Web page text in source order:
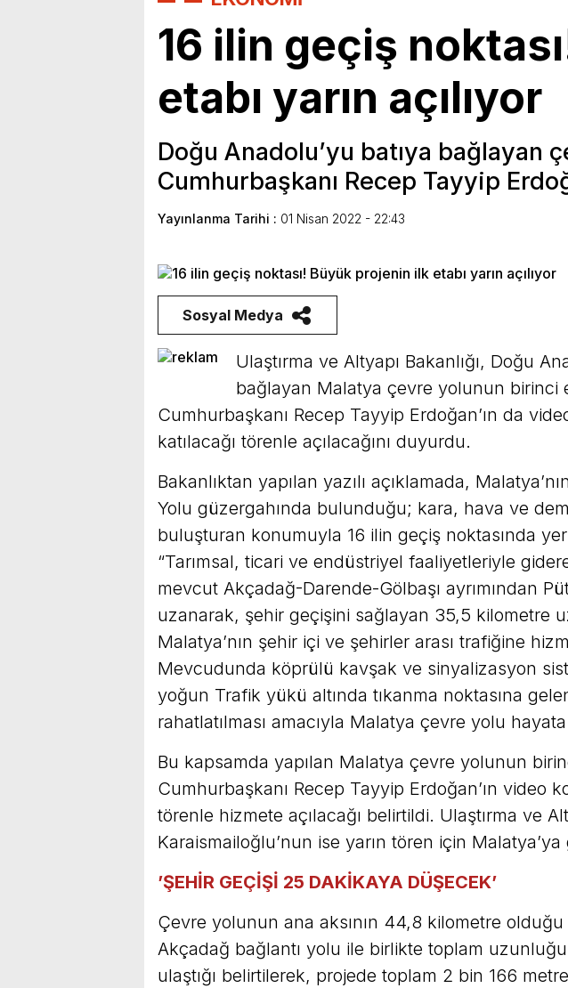
16 ilin geçiş
etabı yarın açılıyor
Doğu Anadolu’yu batıya bağlayan
Cumhurbaşkanı Recep Tayyip
Yayınlanma Tarihi : 01 Nisan 2022 - 22:43
Sosyal Medya
Ulaştırma ve Altyapı Bakanlığı, Doğu
bağlayan Malatya çevre yolunun birinci
Cumhurbaşkanı Recep Tayyip Erdoğan’ın da
katılacağı törenle açılacağını duyurdu.
Bakanlıktan yapılan yazılı açıklamada,
Yolu güzergahında bulunduğu; kara, hava ve
buluşturan konumuyla 16 ilin geçiş noktasında yer
“Tarımsal, ticari ve endüstriyel faaliyetleriyle
mevcut Akçadağ-Darende-Gölbaşı ayrımından
uzanarak, şehir geçişini sağlayan 35,5 kilometre
Malatya’nın şehir içi ve şehirler arası trafiğine
Mevcudunda köprülü kavşak ve sinyalizasyon
yoğun Trafik yükü altında tıkanma noktasına
rahatlatılması amacıyla Malatya çevre yolu
Bu kapsamda yapılan Malatya çevre yolunun
Cumhurbaşkanı Recep Tayyip Erdoğan’ın video
törenle hizmete açılacağı belirtildi. Ulaştırma ve
Karaismailoğlu’nun ise yarın tören için
’ŞEHİR GEÇİŞİ 25 DAKİKAYA DÜŞECEK’
Çevre yolunun ana aksının 44,8 kilometre
Akçadağ bağlantı yolu ile birlikte toplam
ulaştığı belirtilerek, projede toplam 2 bin 166